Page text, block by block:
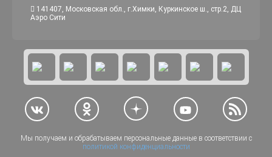
141407, Московская обл., г.Химки, Куркинское ш., стр.2, ДЦ
Аэро Сити
Мы получаем и обрабатываем персональные данные в соответствии с
политикой конфиденциальности